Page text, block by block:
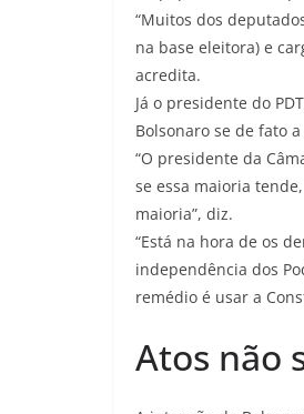
“Muitos dos
na base eleitora) e
acredita.
Já o presidente do
Bolsonaro se de fato
“O presidente da
se essa maioria
maioria”, diz.
“Está na hora de os
independência dos
remédio é usar a
Atos não